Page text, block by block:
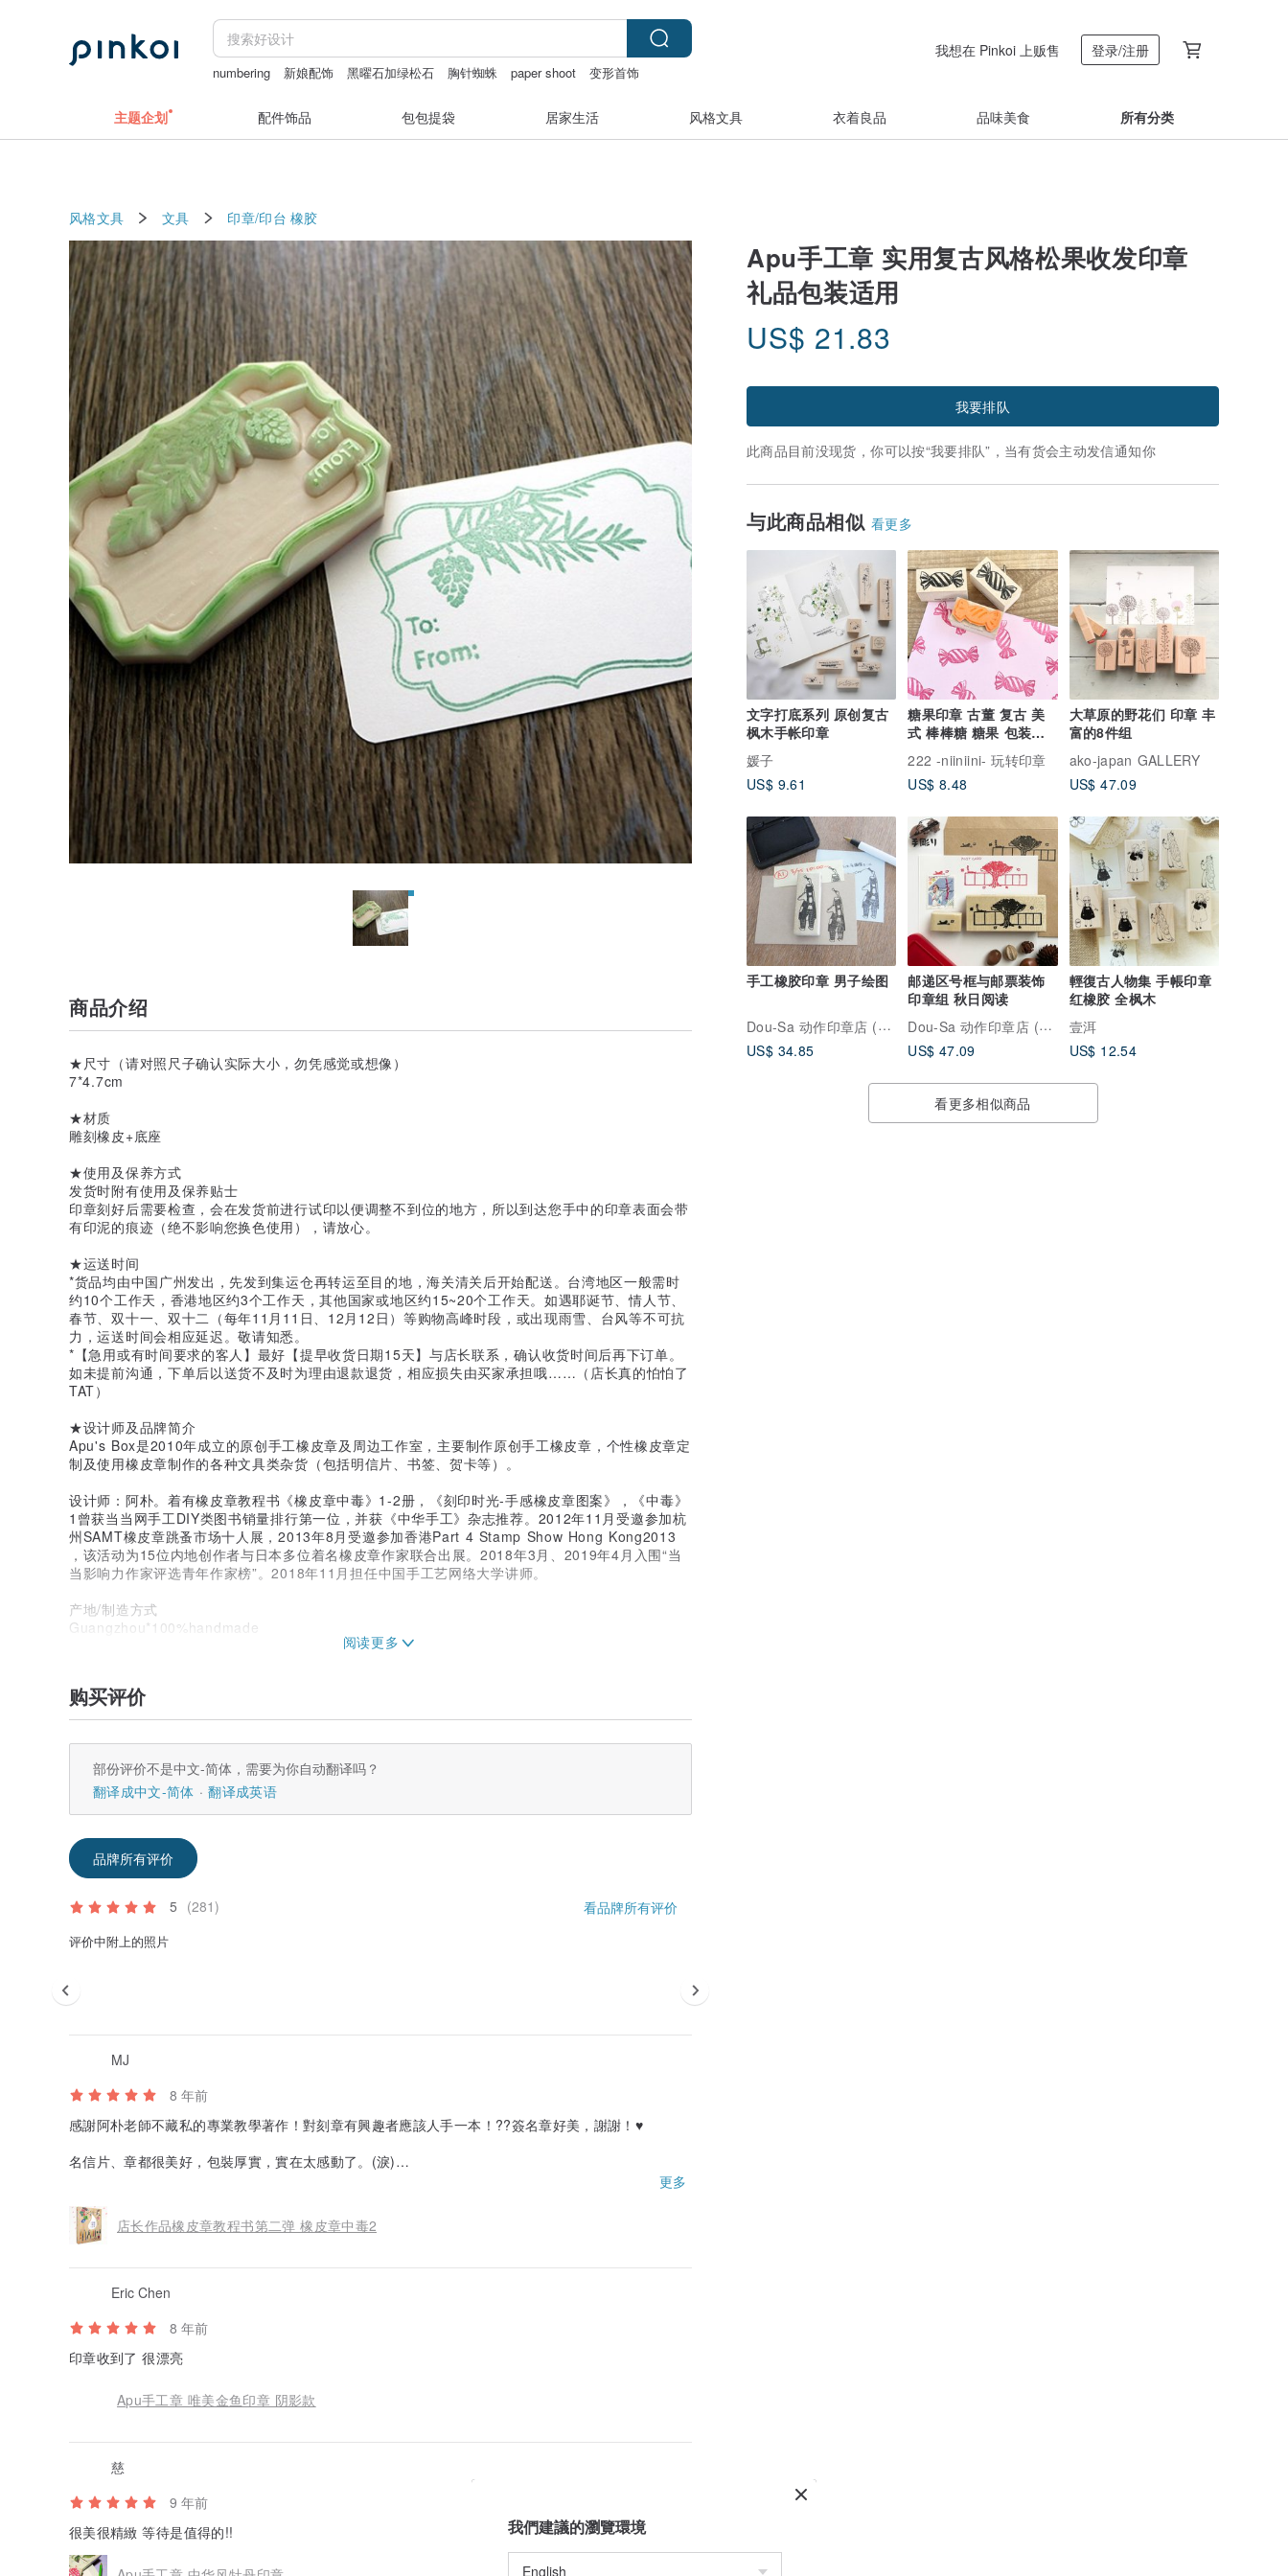
numbering 新娘配饰 黑曜石加绿松石 胸针蜘蛛 paper shoot
变形首饰
我想在 Pinkoi 上贩售 登录/注册
主题企划 配件饰品 包包提袋 居家生活 风格文具 衣着良品 品味美食 所有分类
风格文具 文具 印章/印台 橡胶
Apu手工章 实用复古风格松果收发印章
礼品包装适用
US$ 21.83
我要排队
此商品目前没现货，你可以按“我要排队”，当有货会主动发信通知你
与此商品相似 看更多
文字打底系列 原创复古
枫木手帐印章
媛子
US$ 9.61
糖果印章 古董 复古 美
式 棒棒糖 糖果 包装纸
222 -niiniini- 玩转印章
US$ 8.48
大草原的野花们 印章 丰
富的8件组
ako-japan GALLERY
US$ 47.09
手工橡胶印章 男子绘图
Dou-Sa 动作印章店 (人物主题)
US$ 34.85
邮递区号框与邮票装饰
印章组 秋日阅读
Dou-Sa 动作印章店 (人物主题)
US$ 47.09
輕復古人物集 手帳印章
红橡胶 全枫木
壹洱
US$ 12.54
看更多相似商品
商品介绍
★尺寸（请对照尺子确认实际大小，勿凭感觉或想像）
7*4.7cm
★材质
雕刻橡皮+底座
★使用及保养方式
发货时附有使用及保养贴士
印章刻好后需要检查，会在发货前进行试印以便调整不到位的地方，所以到达您手中的印章表面会带
有印泥的痕迹（绝不影响您换色使用），请放心。
★运送时间
*货品均由中国广州发出，先发到集运仓再转运至目的地，海关清关后开始配送。台湾地区一般需时
约10个工作天，香港地区约3个工作天，其他国家或地区约15~20个工作天。如遇耶诞节、情人节、
春节、双十一、双十二（每年11月11日、12月12日）等购物高峰时段，或出现雨雪、台风等不可抗
力，运送时间会相应延迟。敬请知悉。
*【急用或有时间要求的客人】最好【提早收货日期15天】与店长联系，确认收货时间后再下订单。
如未提前沟通，下单后以送货不及时为理由退款退货，相应损失由买家承担哦……（店长真的怕怕了
TAT）
★设计师及品牌简介
Apu's Box是2010年成立的原创手工橡皮章及周边工作室，主要制作原创手工橡皮章，个性橡皮章定
制及使用橡皮章制作的各种文具类杂货（包括明信片、书签、贺卡等）。
设计师：阿朴。着有橡皮章教程书《橡皮章中毒》1-2册，《刻印时光-手感橡皮章图案》，《中毒》
1曾获当当网手工DIY类图书销量排行第一位，并获《中华手工》杂志推荐。2012年11月受邀参加杭
州SAMT橡皮章跳蚤市场十人展，2013年8月受邀参加香港Part 4 Stamp Show Hong Kong2013
，该活动为15位内地创作者与日本多位着名橡皮章作家联合出展。2018年3月、2019年4月入围“当
当影响力作家评选青年作家榜”。2018年11月担任中国手工艺网络大学讲师。
产地/制造方式
Guangzhou*100%handmade
购买评价
部份评价不是中文-简体，需要为你自动翻译吗？
翻译成中文-简体
翻译成英语
品牌所有评价
5 (281) 看品牌所有评价
评价中附上的照片
MJ
8 年前
感謝阿朴老師不藏私的專業教學著作！對刻章有興趣者應該人手一本！??簽名章好美，謝謝！♥️
名信片、章都很美好，包裝厚實，實在太感動了。(淚)
更多
店长作品橡皮章教程书第二弹 橡皮章中毒2
Eric Chen
8 年前
印章收到了 很漂亮
Apu手工章 唯美金鱼印章 阴影款
慈
9 年前
很美很精緻 等待是值得的!!
我們建議的瀏覽環境